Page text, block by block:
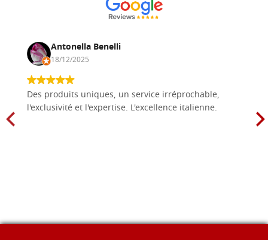
Antonella Benelli
18/12/2025
Des produits uniques, un service irréprochable,
l'exclusivité et l'expertise. L'excellence italienne.